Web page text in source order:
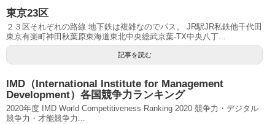
東京23区
２３区それぞれの路線 地下鉄は複雑なのでパス。 JR駅JR私鉄他千代田
東京有楽町神田秋葉原東海道東北中央総武京葉-TX中央八丁...
記事を読む
IMD（International Institute for Management
Development）各国競争力ランキング
2020年度 IMD World Competitiveness Ranking 2020 競争力・デジタル
競争力・才能競争力...